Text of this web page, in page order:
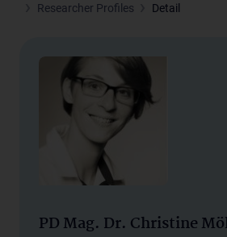
Researcher Profiles
Detail
PD Mag. Dr. Christine